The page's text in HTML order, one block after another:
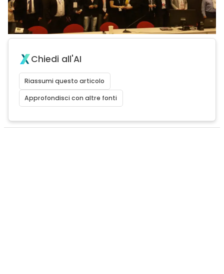
Chiedi all'AI
Riassumi questo articolo
Approfondisci con altre fonti